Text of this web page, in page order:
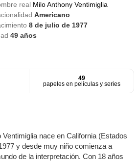
real Milo Anthony Ventimiglia
Americano
8 de julio de 1977
49 años
49
papeles en películas y series
nace en California (Estados
y desde muy niño comienza a
de la interpretación. Con 18 años